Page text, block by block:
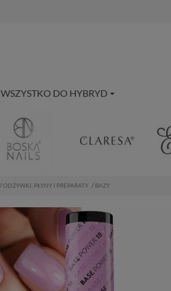
WSZYSTKO DO HYBRYD
ODŻYWKI, PŁYNY I PREPARATY BAZY